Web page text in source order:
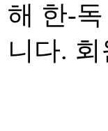
해 한-
니다.